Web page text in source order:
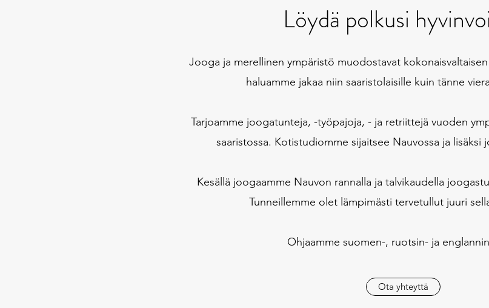
Löydä polkusi
Jooga ja merellinen ympäristö muodostavat
haluamme jakaa niin saaristolaisille kuin tänne
Tarjoamme joogatunteja, -työpajoja, - ja retriittejä vuoden
saaristossa. Kotistudiomme sijaitsee Nauvossa ja lisäksi
Kesällä joogaamme Nauvon rannalla ja talvikaudella
Tunneillemme olet lämpimästi tervetullut juuri
Ohjaamme suomen-, ruotsin- ja
Ota yhteyttä